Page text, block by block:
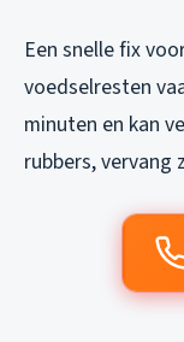
Een snelle fix
voedselresten
minuten en kan
rubbers, vervang